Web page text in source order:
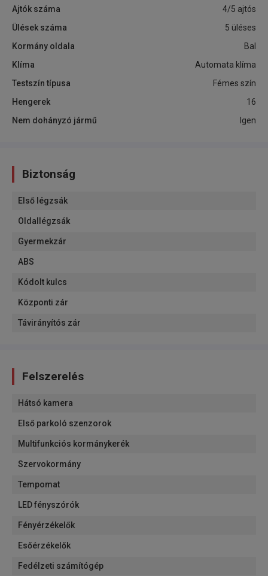
Ajtók száma
4/5 ajtós
Ülések száma
5 üléses
Kormány oldala
Bal
Klíma
Automata klíma
Testszín típusa
Fémes szín
Hengerek
16
Nem dohányzó jármű
Igen
Biztonság
Első légzsák
Oldallégzsák
Gyermekzár
ABS
Kódolt kulcs
Központi zár
Távirányítós zár
Felszerelés
Hátsó kamera
Első parkoló szenzorok
Multifunkciós kormánykerék
Szervokormány
Tempomat
LED fényszórók
Fényérzékelők
Esőérzékelők
Fedélzeti számítógép